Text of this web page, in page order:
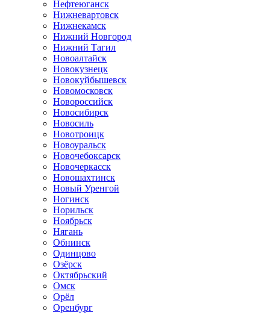
Нефтеюганск
Нижневартовск
Нижнекамск
Нижний Новгород
Нижний Тагил
Новоалтайск
Новокузнецк
Новокуйбышевск
Новомосковск
Новороссийск
Новосибирск
Новосиль
Новотроицк
Новоуральск
Новочебоксарск
Новочеркасск
Новошахтинск
Новый Уренгой
Ногинск
Норильск
Ноябрьск
Нягань
Обнинск
Одинцово
Озёрск
Октябрьский
Омск
Орёл
Оренбург